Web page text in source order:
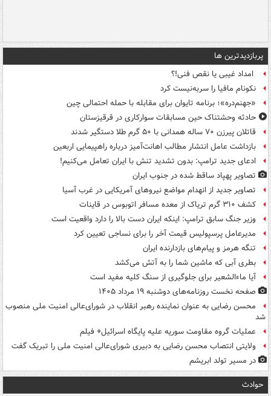
پربازدیدترین ها
امداد غیبی یا نقص فنی!؟
نکونام مافیا را سربه‌نیست کرد
«جهنم‌دره»؛ برنامه تایوان برای مقابله با حمله احتمالی چین
حادثه وحشتناک حین مسابقات سوارکاری در قرقیزستان
قاتلان پیرزن ۷۰ ساله همدانی با ۵۰ گرم طلا دستگیر شدند
بازداشت عامل انتشار مطالب اهانت‌آمیز درباره راهپیمایی اربعین
ادعای جدید ترامپ: بدون تشدید تنش با ایران تعامل می‌کنیم!
تصاویر پهپاد ساقط شده در جنوب ایران
تصاویر جدید از انهدام مواضع نیروهای آمریکایی در غرب آسیا
کشف ۳۱۰ گرم تریاک از معده مسافر اتوبوس در قاینات
وزیر جنگ سابق ترامپ: اینکه ایران دست بالا را دارد واقعیت است
مدیرعامل پرسپولیس قیمت آخر را برای نساجی تعیین کرد
تنگه هرمز و پیام‌های بازدارنده ایران
بطری آبی که ماشین شما را به آتش می‌کشد
آیا ماءالشعیر برای جلوگیری از سنگ کلیه مفید است
صفحه نخست روزنامه‌های دوشنبه ۱۹ مرداد ۱۴۰۵
محسن رضایی به عنوان نماینده رهبر انقلاب در شورای‌عالی امنیت ملی منصوب
شد
عملیات گروه مقاومت سوریه علیه پایگاه اسرائیل+ فیلم
ولایتی انتصاب محسن رضایی به دبیری شورای‌عالی امنیت ملی را تبریک گفت
در مسیر تولد ابریشم
حوادث